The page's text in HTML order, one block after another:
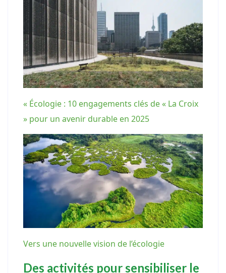
« Écologie : 10 engagements clés de « La Croix
» pour un avenir durable en 2025
Vers une nouvelle vision de l’écologie
Des activités pour sensibiliser le